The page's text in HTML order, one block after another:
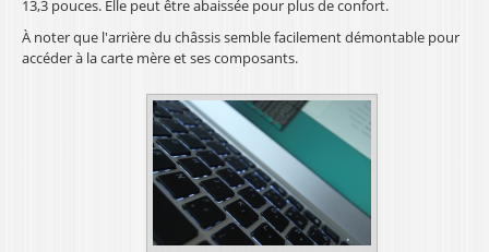
13,3 pouces. Elle peut être abaissée pour plus de confort.
À noter que l'arrière du châssis semble facilement démontable pour
accéder à la carte mère et ses composants.